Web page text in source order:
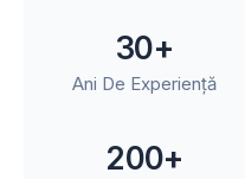
30+
Ani De Experiență
200+